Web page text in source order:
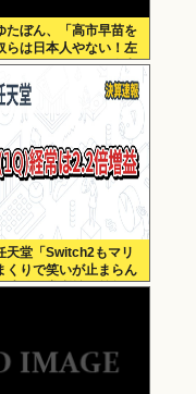
たぼん、「高市早苗を
らは日本人やない！左
ない！」これもう令和
件だろ…
天堂「Switch2もマリ
くりで笑いが止まらん
連結経常利益は前年同